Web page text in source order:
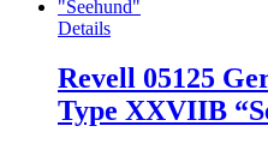
Details
Revell 05125
Type XXVIIB